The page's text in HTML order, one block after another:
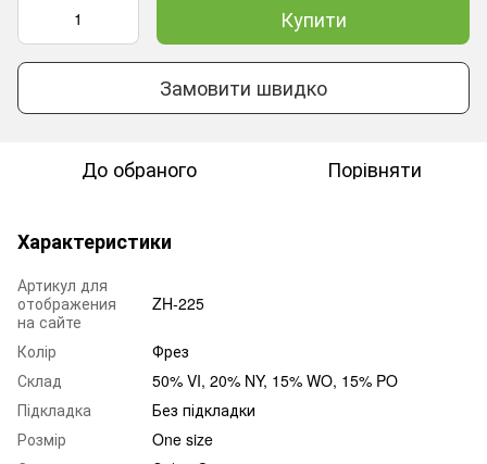
Купити
Замовити швидко
До обраного Порівняти
Характеристики
Артикул для
отображения
на сайте
ZH-225
Колір
Фрез
Склад
50% VI, 20% NY, 15% WO, 15% PO
Підкладка
Без підкладки
Розмір
One size